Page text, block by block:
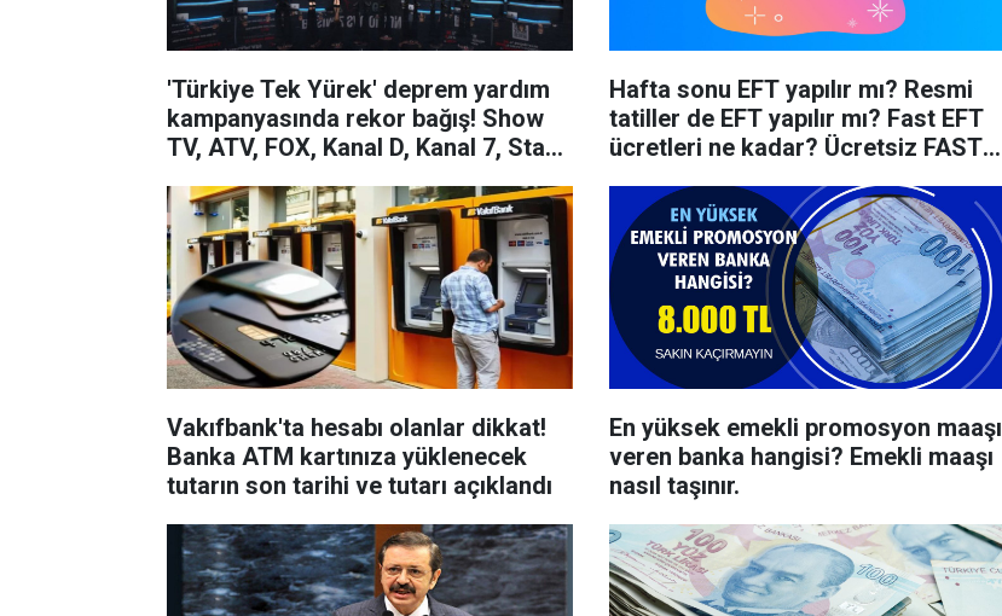
'Türkiye Tek Yürek' deprem yardım
kampanyasında rekor bağış! Show
TV, ATV, FOX, Kanal D, Kanal 7, Star
Hafta sonu EFT yapılır mı? Resmi
tatiller de EFT yapılır mı? Fast EFT
ücretleri ne kadar? Ücretsiz FAST
Vakıfbank'ta hesabı olanlar dikkat!
Banka ATM kartınıza yüklenecek
tutarın son tarihi ve tutarı açıklandı
En yüksek emekli promosyon maaşı
veren banka hangisi? Emekli maaşı
nasıl taşınır.